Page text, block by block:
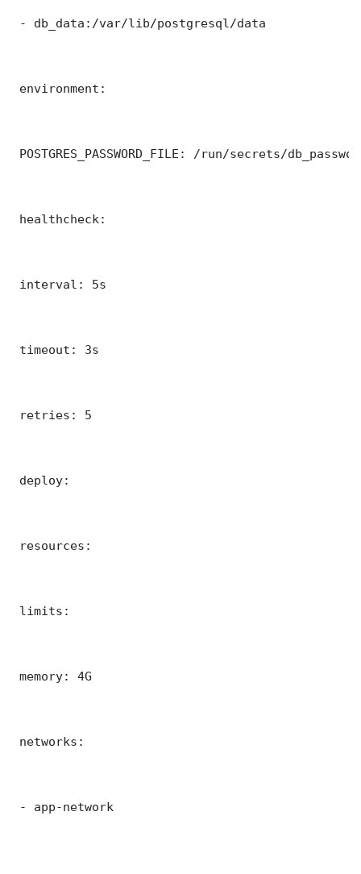
- db_data:/var/lib/postgresql/data
environment:
POSTGRES_PASSWORD_FILE: /run/secrets/
healthcheck:
interval: 5s
timeout: 3s
retries: 5
deploy:
resources:
limits:
memory: 4G
networks:
- app-network